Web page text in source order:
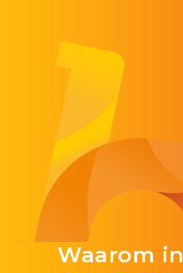
Waarom